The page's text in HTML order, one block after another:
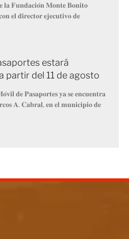
𝐥𝐚 𝐅𝐮𝐧𝐝𝐚𝐜𝐢𝐨́𝐧 𝐌𝐨𝐧𝐭𝐞 𝐁𝐨𝐧𝐢𝐭𝐨
𝐞𝐥 𝐝𝐢𝐫𝐞𝐜𝐭𝐨𝐫 𝐞𝐣𝐞𝐜𝐮𝐭𝐢𝐯𝐨 𝐝𝐞
estará
partir del 11 de agosto
𝐝𝐞 𝐏𝐚𝐬𝐚𝐩𝐨𝐫𝐭𝐞𝐬 𝐲𝐚 𝐬𝐞 𝐞𝐧𝐜𝐮𝐞𝐧𝐭𝐫𝐚
𝐀. 𝐂𝐚𝐛𝐫𝐚𝐥, 𝐞𝐧 𝐞𝐥 𝐦𝐮𝐧𝐢𝐜𝐢𝐩𝐢𝐨 𝐝𝐞